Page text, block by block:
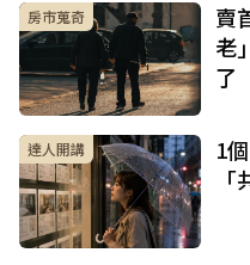
房市蒐奇
賣
老
了
達人開講
1